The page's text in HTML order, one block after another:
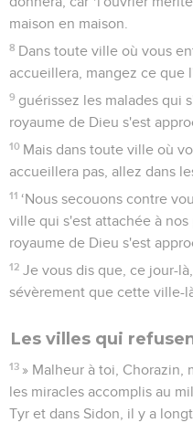
maison en maison.
8 Dans toute ville où vous
accueillera, mangez ce que
9 guérissez les malades qui
royaume de Dieu s'est
10 Mais dans toute ville où
accueillera pas, allez dans
11 ‘Nous secouons contre
ville qui s'est attachée à
royaume de Dieu s'est
12 Je vous dis que, ce jour-
sévèrement que cette ville-
Les villes qui
13 » Malheur à toi, Chorazin,
les miracles accomplis au
Tyr et dans Sidon, il y a